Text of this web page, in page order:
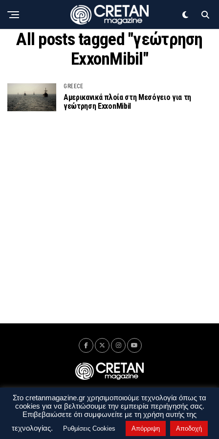
All posts tagged "γεώτρηση
ExxonMibil"
GREECE
Αμερικανικά πλοία στη Μεσόγειο για τη
γεώτρηση ExxonMibil
Ταυτότητα Πολιτική Απορρήτου
Όροι Χρήσης
Όροι και Προϋποθέσεις
Στο cretanmagazine.gr χρησιμοποιούμε τεχνολογία όπως τα
cookies για να βελτιώσουμε την εμπειρία περιήγησής σας.
Επιβεβαιώσετε ότι συμφωνείτε με τη χρήση αυτής της
τεχνολογίας.
Ρυθμίσεις Cookies Απόρριψη Αποδοχή